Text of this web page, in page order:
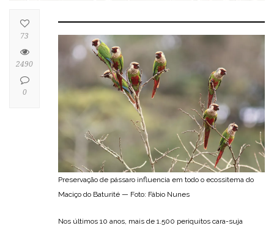
Preservação de pássaro influencia em todo o ecossitema do
Maciço do Baturité — Foto: Fábio Nunes
Nos últimos 10 anos, mais de 1.500 periquitos cara-suja
73
2490
0